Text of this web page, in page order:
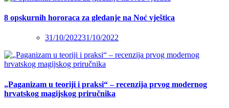
8 opskurnih hororaca za gledanje na Noć vještica
31/10/202231/10/2022
„Paganizam u teoriji i praksi“ – recenzija prvog modernog
hrvatskog magijskog priručnika